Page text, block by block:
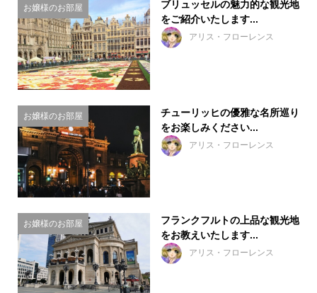
お嬢様のお部屋
ブリュッセルの魅力的な観光地
をご紹介いたします...
アリス・フローレンス
お嬢様のお部屋
チューリッヒの優雅な名所巡り
をお楽しみください...
アリス・フローレンス
お嬢様のお部屋
フランクフルトの上品な観光地
をお教えいたします...
アリス・フローレンス